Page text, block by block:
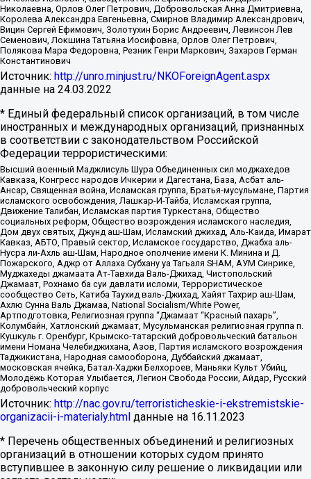
Николаевна, Орлов Олег Петрович, Добровольская Анна Дмитриевна,
Королева Александра Евгеньевна, Смирнов Владимир Александрович,
Вицин Сергей Ефимович, Золотухин Борис Андреевич, Левинсон Лев
Семенович, Локшина Татьяна Иосифовна, Орлов Олег Петрович,
Полякова Мара Федоровна, Резник Генри Маркович, Захаров Герман
Константинович
Источник: http://unro.minjust.ru/NKOForeignAgent.aspx
данные на 24.03.2022
* Единый федеральный список организаций, в том числе
иностранных и международных организаций, признанных
в соответствии с законодательством Российской
Федерации террористическими:
Высший военный Маджлисуль Шура Объединенных сил моджахедов
Кавказа, Конгресс народов Ичкерии и Дагестана, База, Асбат аль-
Ансар, Священная война, Исламская группа, Братья-мусульмане, Партия
исламского освобождения, Лашкар-И-Тайба, Исламская группа,
Движение Талибан, Исламская партия Туркестана, Общество
социальных реформ, Общество возрождения исламского наследия,
Дом двух святых, Джунд аш-Шам, Исламский джихад, Аль-Каида, Имарат
Кавказ, АБТО, Правый сектор, Исламское государство, Джабха аль-
Нусра ли-Ахль аш-Шам, Народное ополчение имени К. Минина и Д.
Пожарского, Аджр от Аллаха Субхану уа Тагьаля SHAM, АУМ Синрике,
Муджахеды джамаата Ат-Тавхида Валь-Джихад, Чистопольский
Джамаат, Рохнамо ба суи давлати исломи, Террористическое
сообщество Сеть, Катиба Таухид валь-Джихад, Хайят Тахрир аш-Шам,
Ахлю Сунна Валь Джамаа, National Socialism/White Power,
Артподготовка, Религиозная группа “Джамаат “Красный пахарь”,
Колумбайн, Хатлонский джамаат, Мусульманская религиозная группа п.
Кушкуль г. Оренбург, Крымско-татарский добровольческий батальон
имени Номана Челебиджихана, Азов, Партия исламского возрождения
Таджикистана, Народная самооборона, Дуббайский джамаат,
московская ячейка, Батал-Хаджи Белхороев, Маньяки Культ Убийц,
Молодёжь Которая Улыбается, Легион Свобода России, Айдар, Русский
добровольческий корпус
Источник: http://nac.gov.ru/terroristicheskie-i-ekstremistskie-
organizacii-i-materialy.html данные на 16.11.2023
* Перечень общественных объединений и религиозных
организаций в отношении которых судом принято
вступившее в законную силу решение о ликвидации или